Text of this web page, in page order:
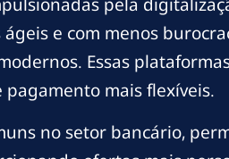
e com menos
Essas
mais flexíveis.
no setor bancário,